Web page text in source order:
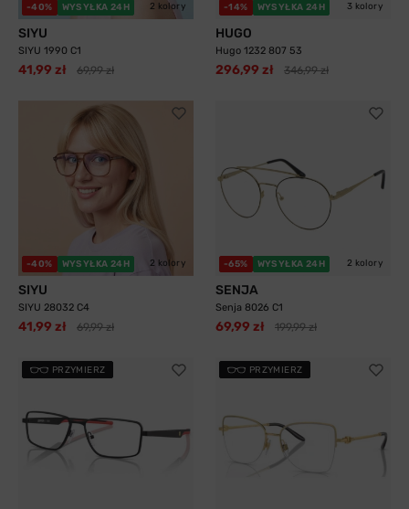
-40% WYSYŁKA 24H 2 kolory
SIYU
SIYU 1990 C1
41,99 zł 69,99 zł
-14% WYSYŁKA 24H 3 kolory
HUGO
Hugo 1232 807 53
296,99 zł 346,99 zł
-40% WYSYŁKA 24H 2 kolory
SIYU
SIYU 28032 C4
41,99 zł 69,99 zł
-65% WYSYŁKA 24H 2 kolory
SENJA
Senja 8026 C1
69,99 zł 199,99 zł
PRZYMIERZ PRZYMIERZ